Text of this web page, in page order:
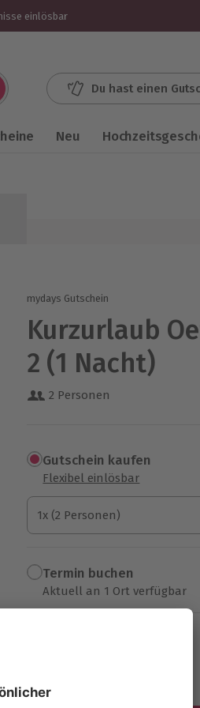
einlösbar
Du hast einen
Neu
mydays Gutschein
Kurzurlaub
2 (1 Nacht)
2 Personen
Gutschein kaufen
Flexibel einlösbar
1x (2 Personen)
1x (2 Personen)
1x (2 Personen)
Termin buchen
Aktuell an 1 Ort verfügbar